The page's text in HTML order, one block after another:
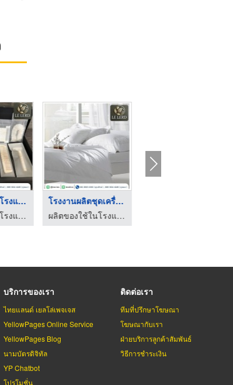
รับผลิตของใช้โรงแรมใ ...
ผลิตของใช้ในโรงแรม รีสอร์ท ครบวงจร - อินเตอร์ไลฟ์ ออนคลิก
โรงงานผลิตชุดเครื่อง ...
ผลิตของใช้ในโรงแรม รีสอร์ท ครบวงจร - อินเตอร์ไลฟ์ ออนคลิก
บริการของเรา
ไทยแลนด์ เยลโล่เพจเจส
YellowPages Online Service
YellowPages Blog
นามบัตรดิจิทัล
YP Chatbot
โปรโมชั่น
ติดต่อเรา
ทีมที่ปรึกษาโฆษณา
โฆษณากับเรา
ฝ่ายบริการลูกค้าสัมพันธ์
วิธีการชำระเงิน